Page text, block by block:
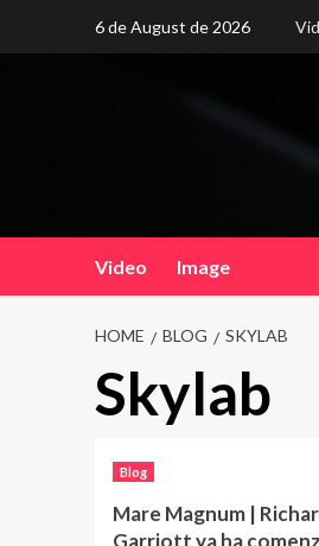
6 de August de 2026
Video Image
HOME BLOG SKYLAB
Skylab
Blog
Mare Magnum |
Garriott ya ha